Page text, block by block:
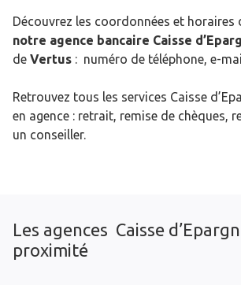
Découvrez les coordonnées et horaires
notre agence bancaire Caisse
de Vertus : numéro de téléphone, e-
Retrouvez tous les services Caisse
en agence : retrait, remise de chèques,
un conseiller.
Les agences Caisse
proximité